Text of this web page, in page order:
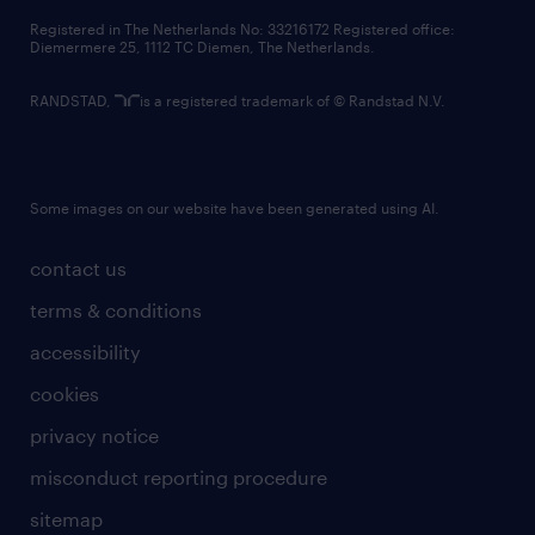
contact us
terms & conditions
accessibility
cookies
privacy notice
misconduct reporting procedure
sitemap
Registered in The Netherlands No: 33216172 Registered office:
Diemermere 25, 1112 TC Diemen, The Netherlands.
RANDSTAD, is a registered trademark of © Randstad N.V.
Some images on our website have been generated using AI.